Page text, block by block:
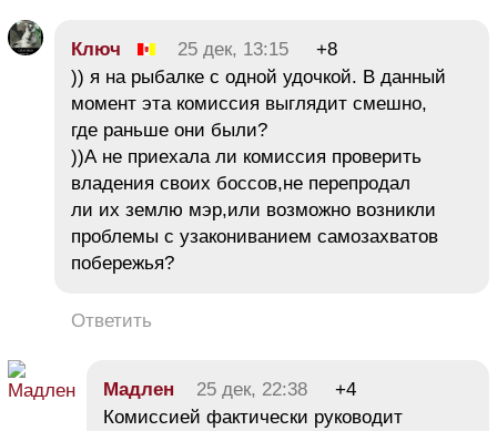
Ключ 25 дек, 13:15
+8
)) я на рыбалке с одной удочкой. В данный
момент эта комиссия выглядит смешно,
где раньше они были?
))А не приехала ли комиссия проверить
владения своих боссов,не перепродал
ли их землю мэр,или возможно возникли
проблемы с узакониванием самозахватов
побережья?
Ответить
Мадлен 25 дек, 22:38
+4
Комиссией фактически руководит